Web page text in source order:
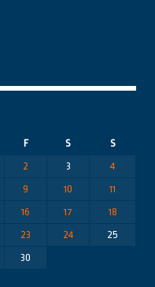
F S
S
2 3
4
9 10
11
16 17
18
23 24
25
30